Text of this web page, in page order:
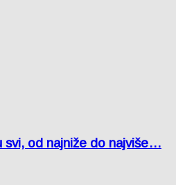
svi, od najniže do najviše…